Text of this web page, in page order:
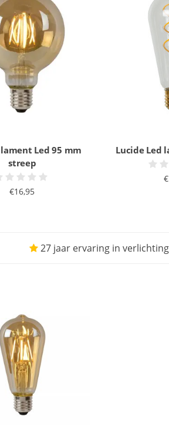
Led 95 mm
streep
€16,95
Lucide Led
27 jaar ervaring in verlichting